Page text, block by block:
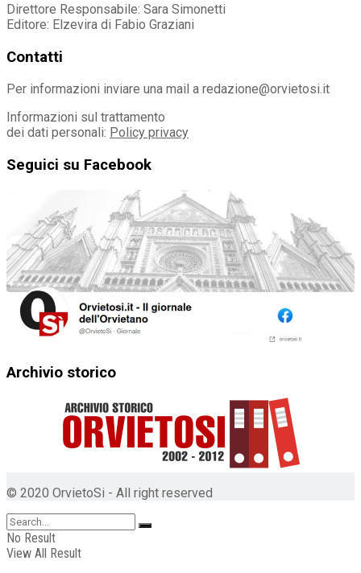
Direttore Responsabile: Sara Simonetti
Editore: Elzevira di Fabio Graziani
Contatti
Per informazioni inviare una mail a redazione@orvietosi.it
Informazioni sul trattamento
dei dati personali: Policy privacy
Seguici su Facebook
Archivio storico
© 2020 OrvietoSi - All right reserved
No Result
View All Result